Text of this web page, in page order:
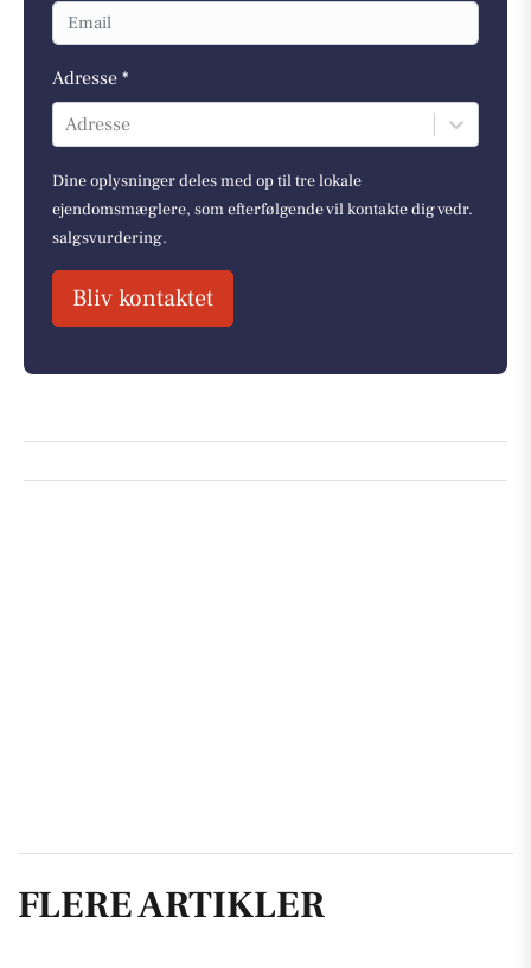
Adresse *
Adresse
Dine oplysninger deles med op til tre lokale
ejendomsmæglere, som efterfølgende vil kontakte dig vedr.
salgsvurdering.
Bliv kontaktet
FLERE ARTIKLER